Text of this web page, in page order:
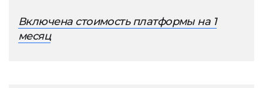
Включена стоимость платформы на 1
месяц